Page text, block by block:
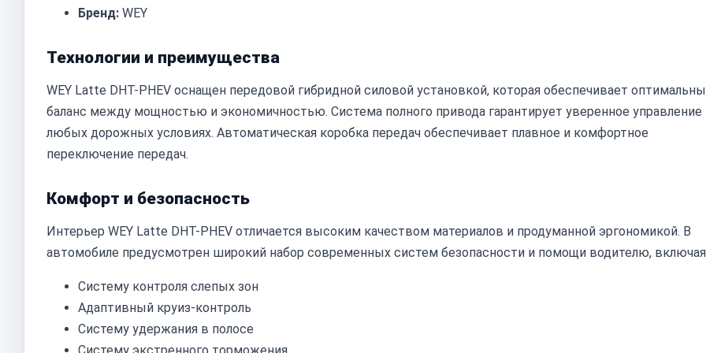
Бренд: WEY
Технологии и преимущества
WEY Latte DHT-PHEV оснащен передовой гибридной силовой установкой, которая обеспечивает
баланс между мощностью и экономичностью. Система полного привода гарантирует уверенное управление
любых дорожных условиях. Автоматическая коробка передач обеспечивает плавное и комфортное
переключение передач.
Комфорт и безопасность
Интерьер WEY Latte DHT-PHEV отличается высоким качеством материалов и продуманной эргономикой. В
автомобиле предусмотрен широкий набор современных систем безопасности и помощи водителю,
Систему контроля слепых зон
Адаптивный круиз-контроль
Систему удержания в полосе